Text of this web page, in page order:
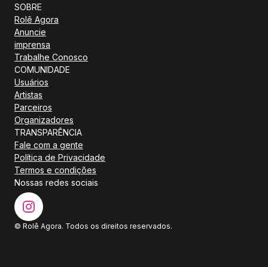
SOBRE
Rolê Agora
Anuncie
imprensa
Trabalhe Conosco
COMUNIDADE
Usuários
Artistas
Parceiros
Organizadores
TRANSPARÊNCIA
Fale com a gente
Política de Privacidade
Termos e condições
Nossas redes sociais
© Rolê Agora. Todos os direitos reservados.